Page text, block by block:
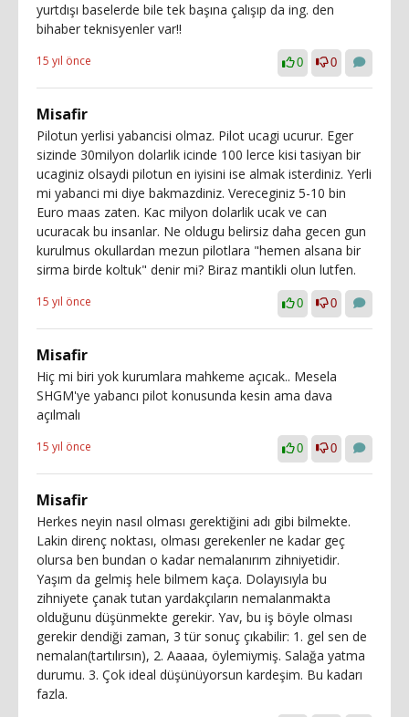
yurtdışı baselerde bile tek başına çalışıp da ing. den
bihaber teknisyenler var!!
15 yıl önce 0 0
Misafir
Pilotun yerlisi yabancisi olmaz. Pilot ucagi ucurur. Eger
sizinde 30milyon dolarlik icinde 100 lerce kisi tasiyan bir
ucaginiz olsaydi pilotun en iyisini ise almak isterdiniz. Yerli
mi yabanci mi diye bakmazdiniz. Vereceginiz 5-10 bin
Euro maas zaten. Kac milyon dolarlik ucak ve can
ucuracak bu insanlar. Ne oldugu belirsiz daha gecen gun
kurulmus okullardan mezun pilotlara "hemen alsana bir
sirma birde koltuk" denir mi? Biraz mantikli olun lutfen.
15 yıl önce 0 0
Misafir
Hiç mi biri yok kurumlara mahkeme açıcak.. Mesela
SHGM'ye yabancı pilot konusunda kesin ama dava
açılmalı
15 yıl önce 0 0
Misafir
Herkes neyin nasıl olması gerektiğini adı gibi bilmekte.
Lakin direnç noktası, olması gerekenler ne kadar geç
olursa ben bundan o kadar nemalanırım zihniyetidir.
Yaşım da gelmiş hele bilmem kaça. Dolayısıyla bu
zihniyete çanak tutan yardakçıların nemalanmakta
olduğunu düşünmekte gerekir. Yav, bu iş böyle olması
gerekir dendiği zaman, 3 tür sonuç çıkabilir: 1. gel sen de
nemalan(tartılırsın), 2. Aaaaa, öylemiymiş. Salağa yatma
durumu. 3. Çok ideal düşünüyorsun kardeşim. Bu kadarı
fazla.